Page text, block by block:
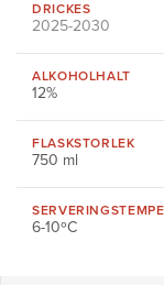
DRICKES
2025-2030
ALKOHOLHALT
12%
FLASKSTORLEK
750 ml
SERVERINGS
6-10ºC